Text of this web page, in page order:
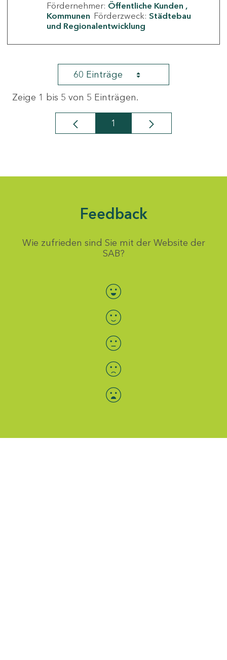
Fördernehmer: Öffentliche Kunden
Kommunen Förderzweck: Städtebau
und Regionalentwicklung
60 Einträge
Zeige 1 bis 5 von 5 Einträgen.
Seite
1
Feedback
Wie zufrieden sind Sie mit der Website der
SAB?
Bewertung auswählen